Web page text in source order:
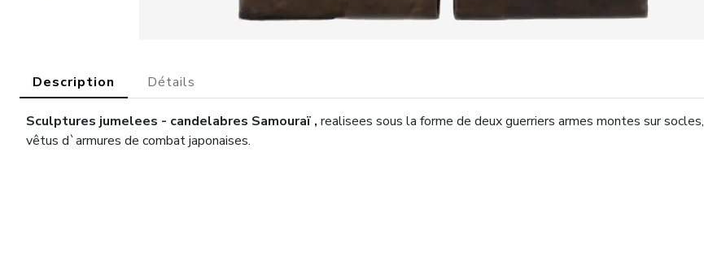
Description Détails
Sculptures jumelees - candelabres Samouraï , realisees sous la forme de deux guerriers armes montes sur socles,
vêtus d`armures de combat japonaises.